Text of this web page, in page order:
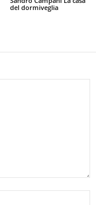
del dormiveglia